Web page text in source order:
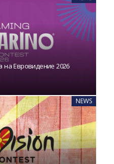
на Евровидение 2026
NEWS